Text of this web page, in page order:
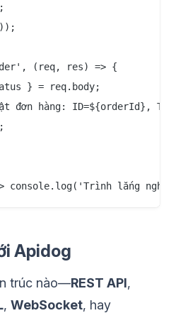
(req, res) => {
} = req.body;
đơn hàng: ID=${orderId},
Apidog
trúc nào—REST API,
, WebSocket, hay